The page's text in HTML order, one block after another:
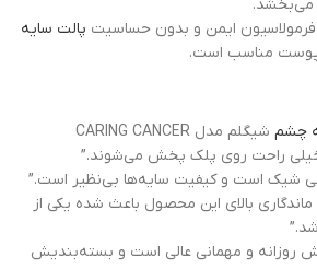
می‌بخشد.
فرمولاسیون ایمن و بدون حساسیت پالت سایه
پوست مناسب است.
چشم
شیگلم مدل CARING CANCER
خیلی راحت روی پلک پخش می‌شوند.”
شیک است و کیفیت سایه‌ها بی‌نظیر است.”
بالای این محصول باعث شده یکی از
روزانه و مهمانی عالی است و بسته‌بندیش